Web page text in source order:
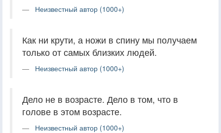
Неизвестный автор (1000+)
Как ни крути, а ножи в спину мы получаем
только от самых близких людей.
Неизвестный автор (1000+)
Дело не в возрасте. Дело в том, что в
голове в этом возрасте.
Неизвестный автор (1000+)